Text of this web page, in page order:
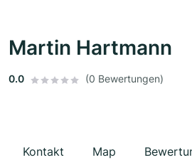
Martin Hartmann
0.0 (0 Bewertungen)
Kontakt Map